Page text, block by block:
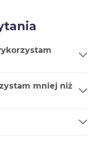
mniej niż